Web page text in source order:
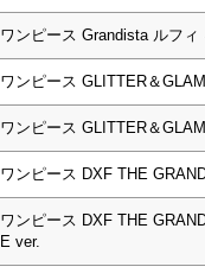
ワンピース Grandista ルフィ
ワンピース GLITTER＆
ワンピース GLITTER＆
ワンピース DXF THE
ワンピース DXF THE
E ver.